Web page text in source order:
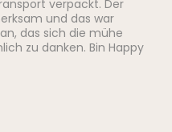
verpackt. Der
und das war
das sich die mühe
zu danken. Bin Happy